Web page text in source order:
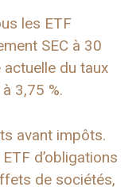
les ETF
SEC à 30
du taux
3,75 %.
avant impôts.
d’obligations
de sociétés,